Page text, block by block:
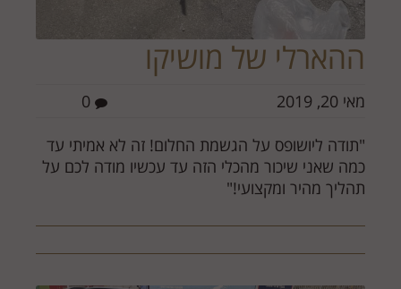
ההארלי של מושיקו
מאי 20, 2019
"תודה ליושופס על הגשמת החלום! זה לא אמיתי עד
כמה שאני שיכור מהכלי הזה עד עכשיו מודה לכם על
תהליך מהיר ומקצועי!"